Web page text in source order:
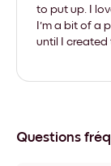
to put up. I
I'm a bit of a
until I created
Questions